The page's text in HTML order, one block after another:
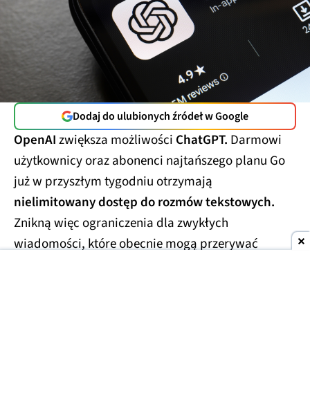
Dodaj do ulubionych źródeł w Google
OpenAIzwiększa możliwości ChatGPT. Darmowi
użytkownicy oraz abonenci najtańszego planu Go
już w przyszłym tygodniu otrzymają
nielimitowany dostęp do rozmów tekstowych.
Znikną więc ograniczenia dla zwykłych
wiadomości, które obecnie mogą przerywać